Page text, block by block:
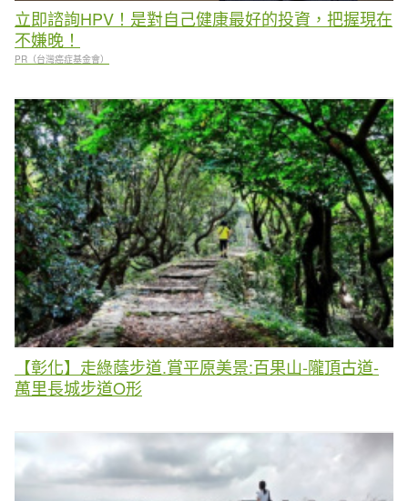
立即諮詢HPV！是對自己健康最好的投資，把握現在
不嫌晚！
PR（台灣癌症基金會）
【彰化】走綠蔭步道.賞平原美景:百果山-隴頂古道-
萬里長城步道O形